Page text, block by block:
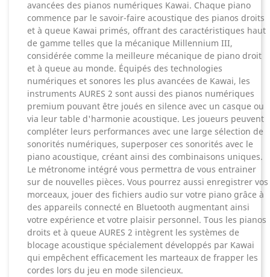
avancées des pianos numériques Kawai. Chaque piano
commence par le savoir-faire acoustique des pianos droits
et à queue Kawai primés, offrant des caractéristiques haut
de gamme telles que la mécanique Millennium III,
considérée comme la meilleure mécanique de piano droit
et à queue au monde. Équipés des technologies
numériques et sonores les plus avancées de Kawai, les
instruments AURES 2 sont aussi des pianos numériques
premium pouvant être joués en silence avec un casque ou
via leur table d'harmonie acoustique. Les joueurs peuvent
compléter leurs performances avec une large sélection de
sonorités numériques, superposer ces sonorités avec le
piano acoustique, créant ainsi des combinaisons uniques.
Le métronome intégré vous permettra de vous entrainer
sur de nouvelles pièces. Vous pourrez aussi enregistrer vos
morceaux, jouer des fichiers audio sur votre piano grâce à
des appareils connecté en Bluetooth augmentant ainsi
votre expérience et votre plaisir personnel. Tous les pianos
droits et à queue AURES 2 intègrent les systèmes de
blocage acoustique spécialement développés par Kawai
qui empêchent efficacement les marteaux de frapper les
cordes lors du jeu en mode silencieux.